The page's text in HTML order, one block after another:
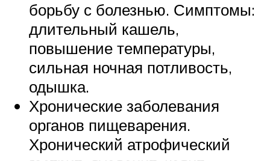
борьбу с болезнью. Симптомы:
длительный кашель,
повышение температуры,
сильная ночная потливость,
одышка.
Хронические заболевания
органов пищеварения.
Хронический атрофический